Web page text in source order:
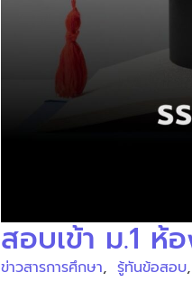
สอบเข้า ม.1 ห้
ข่าวสารการศึกษา, รู้ทันข้อสอบ,